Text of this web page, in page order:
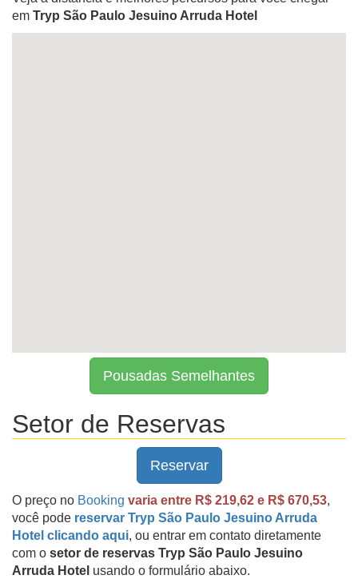
em Tryp São Paulo Jesuino Arruda Hotel
Pousadas Semelhantes
Setor de Reservas
Reservar
O preço no Booking varia entre R$ 219,62 e R$ 670,53,
você pode reservar Tryp São Paulo Jesuino Arruda
Hotel clicando aqui, ou entrar em contato diretamente
com o setor de reservas Tryp São Paulo Jesuino
Arruda Hotel usando o formulário abaixo.